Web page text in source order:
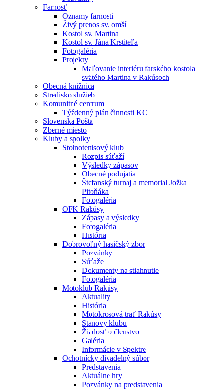
Farnosť
Oznamy farnosti
Živý prenos sv. omší
Kostol sv. Martina
Kostol sv. Jána Krstiteľa
Fotogaléria
Projekty
Maľovanie interiéru farského kostola
svätého Martina v Rakúsoch
Obecná knižnica
Stredisko služieb
Komunitné centrum
Týždenný plán činnosti KC
Slovenská Pošta
Zberné miesto
Kluby a spolky
Stolnotenisový klub
Rozpis súťaží
Výsledky zápasov
Obecné podujatia
Štefanský turnaj a memorial Jožka
Pitoňáka
Fotogaléria
OFK Rakúsy
Zápasy a výsledky
Fotogaléria
História
Dobrovoľný hasičský zbor
Pozvánky
Súťaže
Dokumenty na stiahnutie
Fotogaléria
Motoklub Rakúsy
Aktuality
História
Motokrosová trať Rakúsy
Stanovy klubu
Žiadosť o členstvo
Galéria
Informácie v Spektre
Ochotnícky divadelný súbor
Predstavenia
Aktuálne hry
Pozvánky na predstavenia